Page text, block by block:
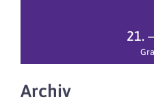
21.
Archiv